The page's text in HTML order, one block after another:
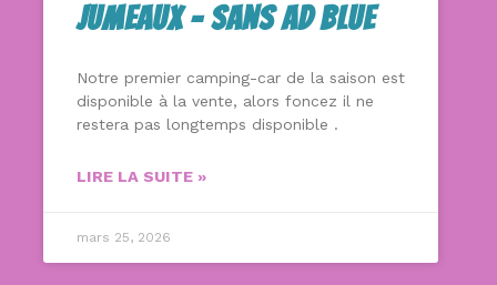
Jumeaux – Sans Ad Blue
Notre premier camping-car de la saison est
disponible à la vente, alors foncez il ne
restera pas longtemps disponible .
LIRE LA SUITE »
mars 25, 2026